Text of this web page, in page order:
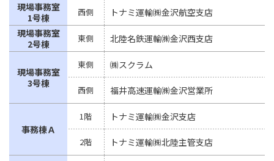
現場事務室
1号棟
西側
トナミ運輸㈱金沢航空支店
現場事務室
2号棟
東側 北陸名鉄運輸㈱金沢西支店
現場事務室
3号棟
東側 ㈱スクラム
西側 福井高速運輸㈱金沢営業所
事務棟Ａ
1階 トナミ運輸㈱金沢支店
2階 トナミ運輸㈱北陸主管支店